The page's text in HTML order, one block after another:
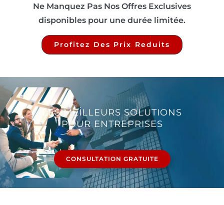
Ne Manquez Pas Nos Offres Exclusives
disponibles pour une durée limitée.
Profitez Des Prix Reduits
LES MEILLEURS SOLUTIONS
POUR ENTREPRISES
CONSULTATION GRATUITE